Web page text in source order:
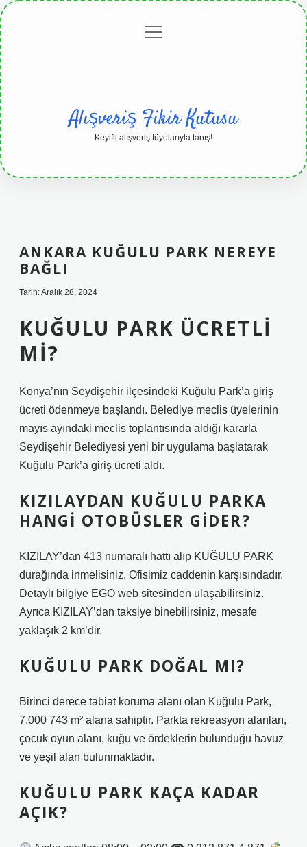
Gizlilikmenüyü
Alışveriş Fikir Kutusu
Keyifli alışveriş tüyolarıyla tanış!
ANKARA KUĞULU PARK NEREYE
BAĞLI
Tarih: Aralık 28, 2024
KUĞULU PARK ÜCRETLI
MI?
Konya’nın Seydişehir ilçesindeki Kuğulu Park’a giriş
ücreti ödenmeye başlandı. Belediye meclis üyelerinin
mayıs ayındaki meclis toplantısında aldığı kararla
Seydişehir Belediyesi yeni bir uygulama başlatarak
Kuğulu Park’a giriş ücreti aldı.
KIZILAYDAN KUĞULU PARKA
HANGI OTOBÜSLER GIDER?
KIZILAY’dan 413 numaralı hattı alıp KUĞULU PARK
durağında inmelisiniz. Ofisimiz caddenin karşısındadır.
Detaylı bilgiye EGO web sitesinden ulaşabilirsiniz.
Ayrıca KIZILAY’dan taksiye binebilirsiniz, mesafe
yaklaşık 2 km’dir.
KUĞULU PARK DOĞAL MI?
Birinci derece tabiat koruma alanı olan Kuğulu Park,
7.000 743 m² alana sahiptir. Parkta rekreasyon alanları,
çocuk oyun alanı, kuğu ve ördeklerin bulunduğu havuz
ve yeşil alan bulunmaktadır.
KUĞULU PARK KAÇA KADAR
AÇIK?